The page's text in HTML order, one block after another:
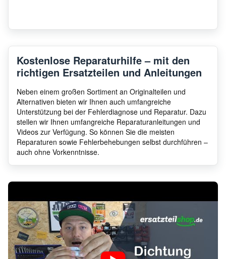
Kostenlose Reparaturhilfe – mit den
richtigen Ersatzteilen und Anleitungen
Neben einem großen Sortiment an Originalteilen und
Alternativen bieten wir Ihnen auch umfangreiche
Unterstützung bei der Fehlerdiagnose und Reparatur. Dazu
stellen wir Ihnen umfangreiche Reparaturanleitungen und
Videos zur Verfügung. So können Sie die meisten
Reparaturen sowie Fehlerbehebungen selbst durchführen –
auch ohne Vorkenntnisse.